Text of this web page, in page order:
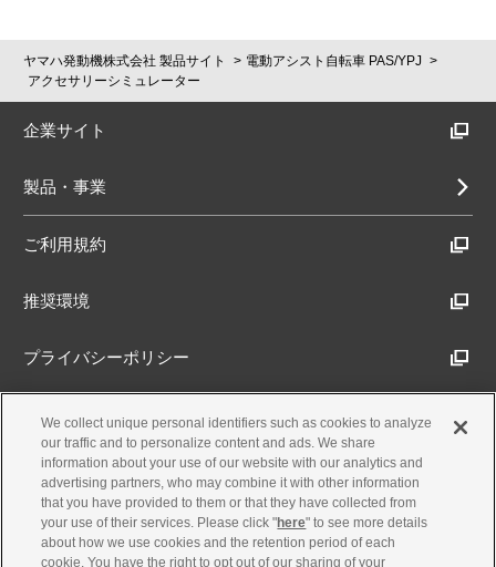
ヤマハ発動機株式会社 製品サイト
電動アシスト自転車 PAS/YPJ
アクセサリーシミュレーター
企業サイト
製品・事業
ご利用規約
推奨環境
プライバシーポリシー
Cookieポリシー
アクセシビリティ方針
古物営業法に基づく表示
We collect unique personal identifiers such as cookies to analyze
our traffic and to personalize content and ads. We share
information about your use of our website with our analytics and
advertising partners, who may combine it with other information
that you have provided to them or that they have collected from
your use of their services. Please click "here" to see more details
about how we use cookies and the retention period of each
cookie. You have the right to opt out of our sharing of your